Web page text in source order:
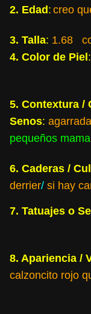
2. Edad : creo
3. Talla: 1.68
4. Color de Piel :
5. Contextura /
Senos: agarrada
pequeños
6. Caderas /
derrier/ si hay
7. Tatuajes o
8. Apariencia /
calzoncito rojo